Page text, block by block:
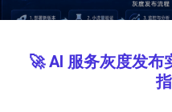
🚀 AI 服务灰度发布